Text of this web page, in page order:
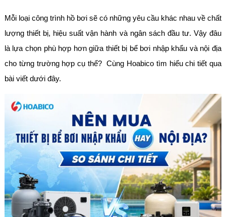
Mỗi loại công trình hồ bơi sẽ có những yêu cầu khác nhau về chất
lượng thiết bị, hiệu suất vận hành và ngân sách đầu tư. Vậy đâu
là lựa chọn phù hợp hơn giữa thiết bị bể bơi nhập khẩu và nội địa
cho từng trường hợp cụ thể? Cùng Hoabico tìm hiểu chi tiết qua
bài viết dưới đây.